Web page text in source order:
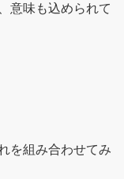
意味も込められて
を組み合わせてみ